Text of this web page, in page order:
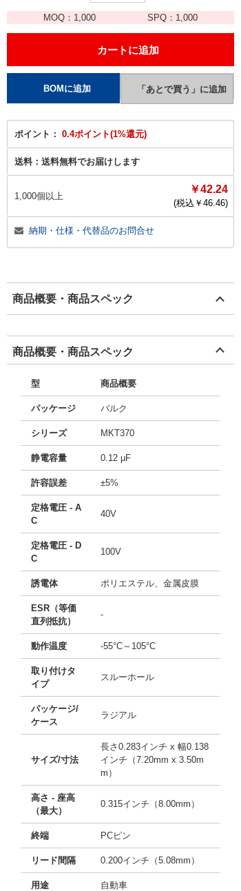
MOQ： 1,000 SPQ： 1,000
ポイント： 0.4ポイント(1%還元)
送料： 送料無料でお届けします
1,000個以上
￥42.24
(税込￥ 46.46)
納期・仕様・代替品のお問合せ
商品概要・商品スペック
商品概要・商品スペック
型 商品概要
パッケージ バルク
シリーズ MKT370
静電容量 0.12 µF
許容誤差 ±5%
定格電圧 - A
C
40V
定格電圧 - D
C
100V
誘電体 ポリエステル、金属皮膜
ESR（等価
直列抵抗）
-
動作温度 -55°C～105°C
取り付けタ
イプ
スルーホール
パッケージ/
ケース
ラジアル
サイズ/寸法
長さ0.283インチ x 幅0.138
インチ（7.20mm x 3.50m
m）
高さ - 座高
（最大）
0.315インチ（8.00mm）
終端 PCピン
リード間隔 0.200インチ（5.08mm）
用途 自動車